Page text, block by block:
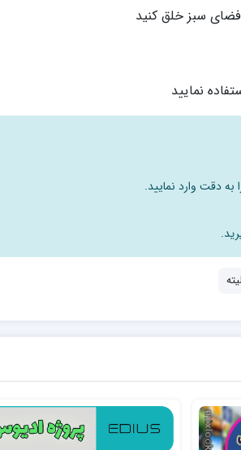
سبز خلق کنید
نمایید
دقت وارد نمایید.